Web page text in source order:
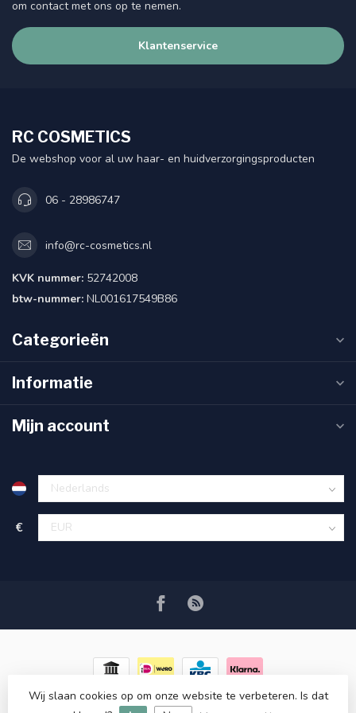
om contact met ons op te nemen.
Klantenservice
RC COSMETICS
De webshop voor al uw haar- en huidverzorgingsproducten
06 - 28986747
info@rc-cosmetics.nl
KVK nummer: 52742008
btw-nummer: NL001617549B86
Categorieën
Informatie
Mijn account
€
© Copyright 2026 RC COSMETICS- Powered byLightspeed-
Wij slaan cookies op om onze website te verbeteren. Is dat